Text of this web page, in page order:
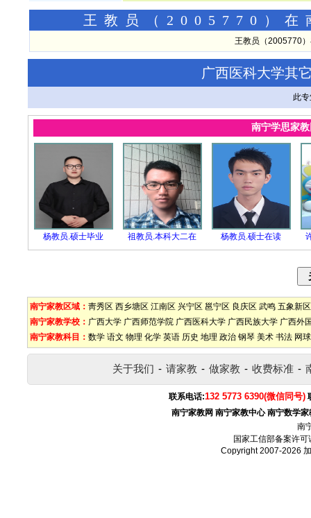
王教员（2005770）在
王教员（2005770
广西医科大学其
此
南宁学思家
杨教员.硕士毕业 祖教员.本科大二在 杨教员.硕士在读
南宁家教区域： 靑秀区 西乡塘区 江南区 兴宁区 邕宁区 良庆区 武鸣 五象新区
南宁家教学校： 广西大学 广西师范学院 广西医科大学 广西民族大学 广西外
南宁家教科目： 数学 语文 物理 化学 英语 历史 地理 政治 钢琴 美术 书法 网球
关于我们 - 请家教 - 做家教 - 收费标准 -
联系电话:132 5773 6390(微信同号)
南宁家教网 南宁家教中心 南宁数学家
南
国家工信部备案许可
Copyright 2007-2026